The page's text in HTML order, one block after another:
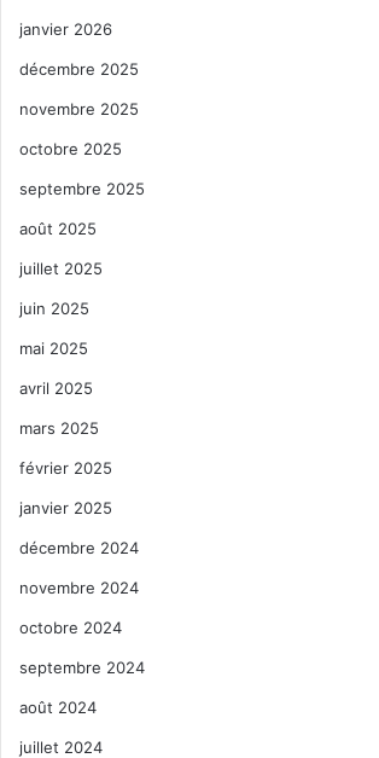
janvier 2026
décembre 2025
novembre 2025
octobre 2025
septembre 2025
août 2025
juillet 2025
juin 2025
mai 2025
avril 2025
mars 2025
février 2025
janvier 2025
décembre 2024
novembre 2024
octobre 2024
septembre 2024
août 2024
juillet 2024